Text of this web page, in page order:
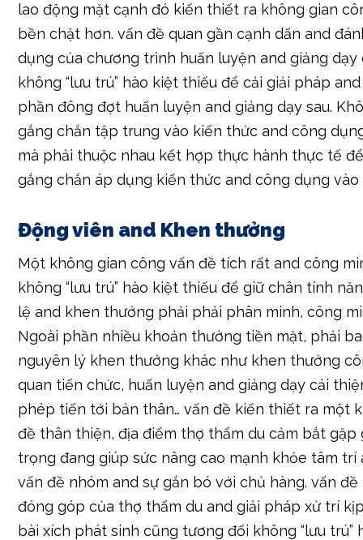
lao động mặt cạnh đó kiến thiết ra không gian
bền chặt hơn. vấn đề quan gần cạnh dấn and
dụng của chương trình huấn luyện and giảng
không “lưu trú” hào kiệt thiếu để cải giải pháp
phần đông đợt huấn luyện and giảng dạy sau.
gắng chắn tập trung vào kiến thức and công
mà phải thuộc nhau kết hợp thực hành thực tế
gắng chắn áp dụng kiến thức and công dụng
Động viên and Khen thưởng
Một không gian công vấn đề tích rất and công
không “lưu trú” hào kiệt thiếu để giữ chân tính
lệ and khen thưởng phải phải phân minh, công
Ngoài phần nhiều khoản thưởng tiền mặt, phải
nguyên lý khen thưởng khác như khen thưởng
quan tiến chức, huấn luyện and giảng dạy cải
phép tiến tới bản thân… vấn đề kiến thiết ra một
đề thân thiện, địa điểm thợ thẩm du cảm bắt
trọng đang giúp sức nâng cao mạnh khỏe tâm
vấn đề nhóm and sự gắn bó với chủ hàng. vấn
đóng góp của thợ thẩm du and giải pháp xử trí
bài xích phát sinh cũng tương đối không “lưu trú”